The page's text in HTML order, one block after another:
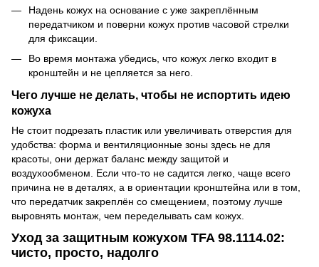
Надень кожух на основание с уже закреплённым
передатчиком и поверни кожух против часовой стрелки
для фиксации.
Во время монтажа убедись, что кожух легко входит в
кронштейн и не цепляется за него.
Чего лучше не делать, чтобы не испортить идею
кожуха
Не стоит подрезать пластик или увеличивать отверстия для
удобства: форма и вентиляционные зоны здесь не для
красоты, они держат баланс между защитой и
воздухообменом. Если что-то не садится легко, чаще всего
причина не в деталях, а в ориентации кронштейна или в том,
что передатчик закреплён со смещением, поэтому лучше
выровнять монтаж, чем переделывать сам кожух.
Уход за защитным кожухом TFA 98.1114.02:
чисто, просто, надолго